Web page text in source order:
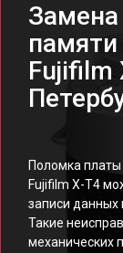
Fujifilm
Поломка
Fujifilm X-T4
записи данных
Такие
механических